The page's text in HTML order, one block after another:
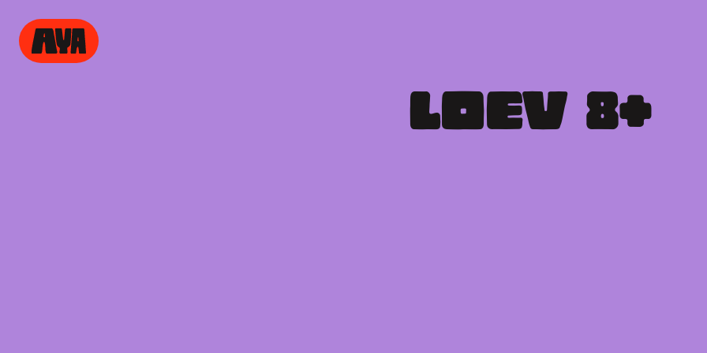
LOEV  8+